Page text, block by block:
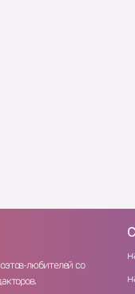
любителей со